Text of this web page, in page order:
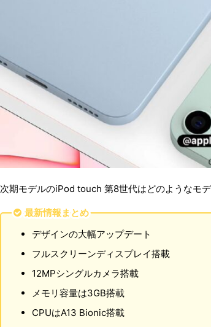
次期モデルのiPod touch 第8世代はどのようなモ
最新情報まとめ
デザインの大幅アップデート
フルスクリーンディスプレイ搭載
12MPシングルカメラ搭載
メモリ容量は3GB搭載
CPUはA13 Bionic搭載